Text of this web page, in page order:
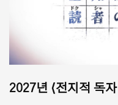
2027년 ⟨전지적 독